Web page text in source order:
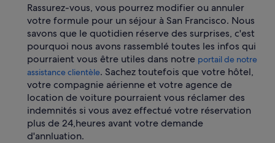
Rassurez-vous, vous pourrez modifier ou annuler
votre formule pour un séjour à San Francisco. Nous
savons que le quotidien réserve des surprises, c'est
pourquoi nous avons rassemblé toutes les infos qui
pourraient vous être utiles dans notre portail de notre
assistance clientèle. Sachez toutefois que votre hôtel,
votre compagnie aérienne et votre agence de
location de voiture pourraient vous réclamer des
indemnités si vous avez effectué votre réservation
plus de 24,heures avant votre demande
d'annluation.